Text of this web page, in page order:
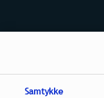
Samtykke